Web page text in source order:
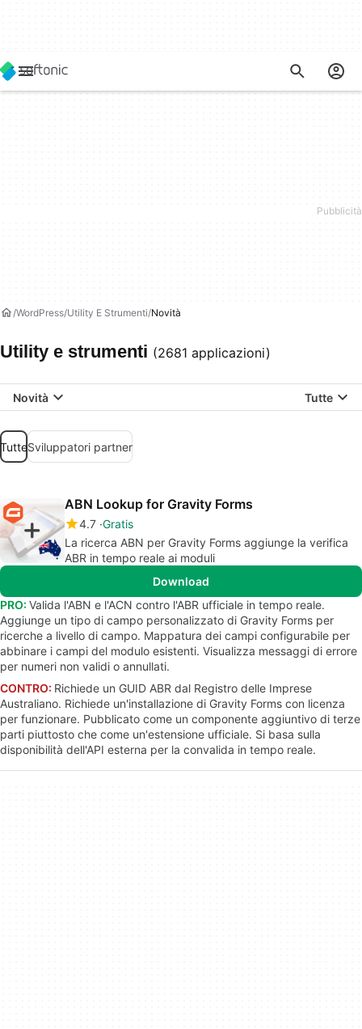
WordPress Utility E Strumenti Novità
Utility e strumenti (2681 applicazioni)
Novità Tutte
TutteSviluppatori partner
ABN Lookup for Gravity Forms
4.7 Gratis
La ricerca ABN per Gravity Forms aggiunge la verifica
ABR in tempo reale ai moduli
Download
PRO: Valida l'ABN e l'ACN contro l'ABR ufficiale in tempo reale.
Aggiunge un tipo di campo personalizzato di Gravity Forms per
ricerche a livello di campo. Mappatura dei campi configurabile per
abbinare i campi del modulo esistenti. Visualizza messaggi di errore
per numeri non validi o annullati.
CONTRO: Richiede un GUID ABR dal Registro delle Imprese
Australiano. Richiede un'installazione di Gravity Forms con licenza
per funzionare. Pubblicato come un componente aggiuntivo di terze
parti piuttosto che come un'estensione ufficiale. Si basa sulla
disponibilità dell'API esterna per la convalida in tempo reale.